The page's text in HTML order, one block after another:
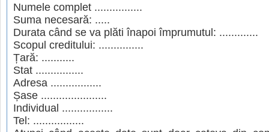
Numele complet ................
Suma necesară: .....
Durata când se va plăti înapoi împrumutul: .............
Scopul creditului: ...............
Țară: ...........
Stat ................
Adresa .................
Șase ......................
Individual .................
Tel: .................